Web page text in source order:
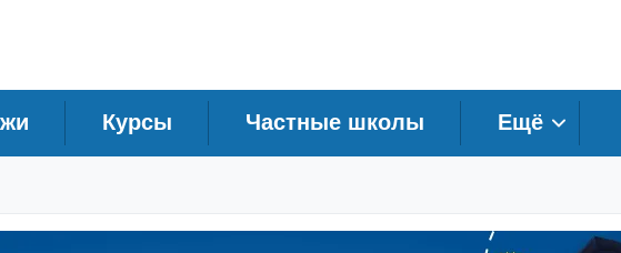
Курсы Частные школы Ещё